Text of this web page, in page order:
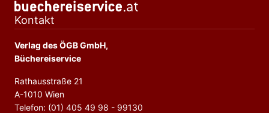
Kontakt
Verlag des ÖGB GmbH,
Büchereiservice
Rathausstraße 21
A-1010 Wien
Telefon: (01) 405 49 98 - 99130